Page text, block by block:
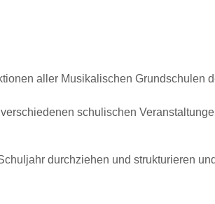
aller Musikalischen Grundschulen
schulischen
durchziehen und strukturieren